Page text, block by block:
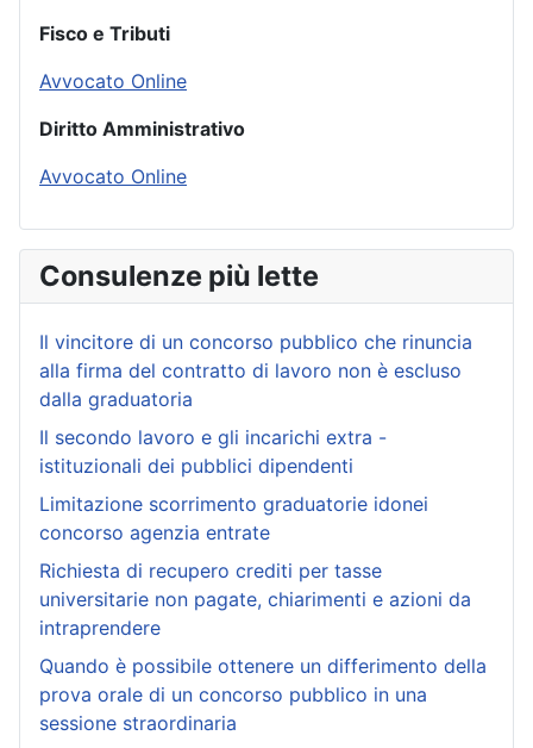
Fisco e Tributi
Avvocato Online
Diritto Amministrativo
Avvocato Online
Consulenze più lette
Il vincitore di un concorso pubblico che rinuncia
alla firma del contratto di lavoro non è escluso
dalla graduatoria
Il secondo lavoro e gli incarichi extra -
istituzionali dei pubblici dipendenti
Limitazione scorrimento graduatorie idonei
concorso agenzia entrate
Richiesta di recupero crediti per tasse
universitarie non pagate, chiarimenti e azioni da
intraprendere
Quando è possibile ottenere un differimento della
prova orale di un concorso pubblico in una
sessione straordinaria